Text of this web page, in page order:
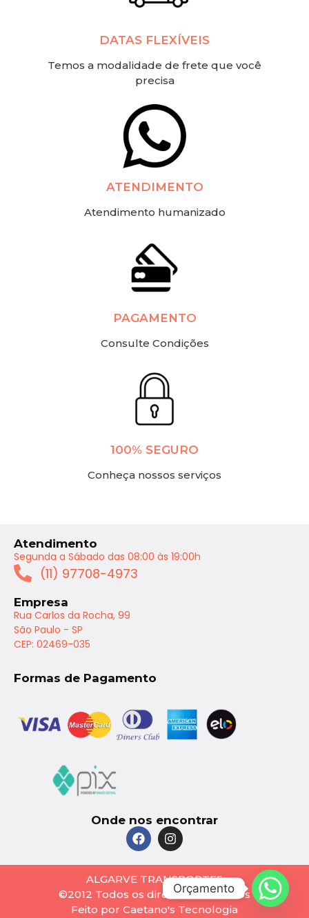
DATAS FLEXÍVEIS
Temos a modalidade de frete que você
precisa
ATENDIMENTO
Atendimento humanizado
PAGAMENTO
Consulte Condições
100% SEGURO
Conheça nossos serviços
Atendimento
Segunda a Sábado das 08:00 às 19:00h
(11) 97708-4973
Empresa
Rua Carlos da Rocha, 99
São Paulo - SP
CEP: 02469-035
Formas de Pagamento
Onde nos encontrar
ALGARVE TRANSPORTES
©2012 Todos os direitos reservados
Feito por Caetano's Tecnologia
Orçamento